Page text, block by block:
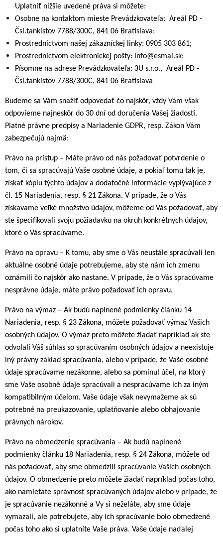
Uplatniť nižšie uvedené práva si môžete:
Osobne na kontaktom mieste Prevádzkovateľa: Areál PD -
Čsl.tankistov 7788/300C, 841 06 Bratislava;
Prostredníctvom našej zákazníckej linky: 0905 303 861;
Prostredníctvom elektronickej pošty: info@esmal.sk;
Písomne na adrese Prevádzkovateľa: 3U s.r.o., Areál PD -
Čsl.tankistov 7788/300C, 841 06 Bratislava
Budeme sa Vám snažiť odpovedať čo najskôr, vždy Vám však
odpovieme najneskôr do 30 dní od doručenia Vašej žiadosti.
Platné právne predpisy a Nariadenie GDPR, resp. Zákon Vám
zabezpečujú najmä:
Právo na prístup – Máte právo od nás požadovať potvrdenie o
tom, či sa spracúvajú Vaše osobné údaje, a pokiaľ tomu tak je,
získať kópiu týchto údajov a dodatočné informácie vyplývajúce z
čl. 15 Nariadenia, resp. § 21 Zákona. V prípade, že o Vás
získavame veľké množstvo údajov, môžeme od Vás požadovať, aby
ste špecifikovali svoju požiadavku na okruh konkrétnych údajov,
ktoré o Vás spracúvame.
Právo na opravu – K tomu, aby sme o Vás neustále spracúvali len
aktuálne osobné údaje potrebujeme, aby ste nám ich zmenu
oznámili čo najskôr ako nastane. V prípade, že o Vás spracúvame
nesprávne údaje, máte právo požadovať ich opravu.
Právo na výmaz – Ak budú naplnené podmienky článku 14
Nariadenia, resp. § 23 Zákona, môžete požadovať výmaz Vašich
osobných údajov. O výmaz preto môžete žiadať napríklad ak ste
odvolali Váš súhlas so spracúvaním osobných údajov a neexistuje
iný právny základ spracúvania, alebo v prípade, že Vaše osobné
údaje spracúvame nezákonne, alebo sa pominul účel, na ktorý
sme Vaše osobné údaje spracúvali a nespracúvame ich za iným
kompatibilným účelom. Vaše údaje však nevymažeme ak sú
potrebné na preukazovanie, uplatňovanie alebo obhajovanie
právnych nárokov.
Právo na obmedzenie spracúvania – Ak budú naplnené
podmienky článku 18 Nariadenia, resp. § 24 Zákona, môžete od
nás požadovať, aby sme obmedzili spracúvanie Vašich osobných
údajov. O obmedzenie preto môžete žiadať napríklad počas toho,
ako namietate správnosť spracúvaných údajov alebo v prípade, že
je spracúvanie nezákonné a Vy si neželáte, aby sme údaje
vymazali, ale potrebujete, aby ich spracúvanie bolo obmedzené
počas toho ako si uplatníte Vaše práva. Vaše údaje naďalej